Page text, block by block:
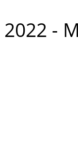
2022 -